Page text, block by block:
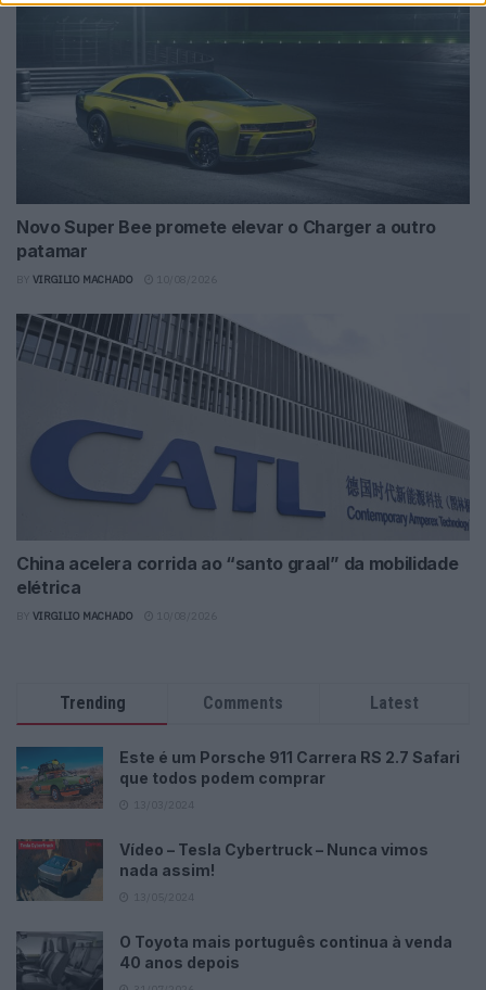
Novo Super Bee promete elevar o Charger a outro
patamar
VIRGILIO MACHADO
China acelera corrida ao “santo graal” da mobilidade
elétrica
VIRGILIO MACHADO
Trending Comments Latest
Este é um Porsche 911 Carrera RS 2.7 Safari
que todos podem comprar
Vídeo – Tesla Cybertruck – Nunca vimos
nada assim!
O Toyota mais português continua à venda
40 anos depois